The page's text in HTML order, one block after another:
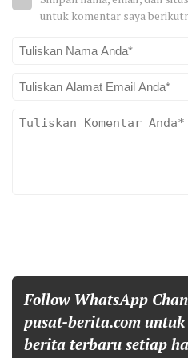
untuk komentar saya
Follow WhatsApp
pusat-berita.com
berita terbaru setiap